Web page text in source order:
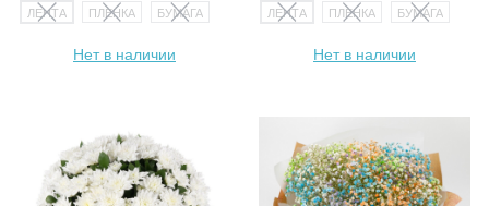
ЛЕНТА ПЛЕНКА БУМАГА
Нет в наличии
ЛЕНТА ПЛЕНКА БУМАГА
Нет в наличии